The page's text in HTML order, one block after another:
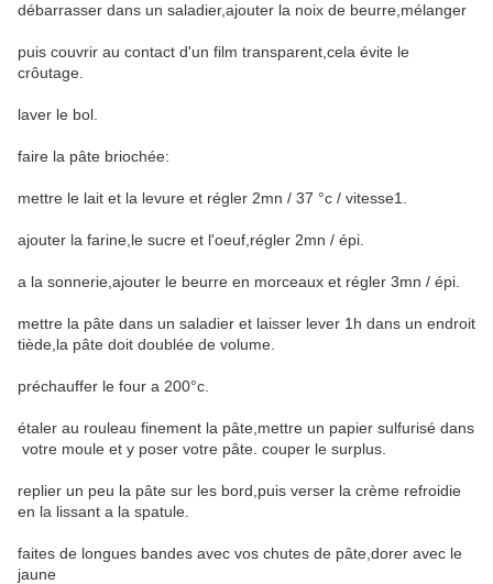
débarrasser dans un saladier,ajouter la noix de beurre,mélanger
puis couvrir au contact d'un film transparent,cela évite le
crôutage.
laver le bol.
faire la pâte briochée:
mettre le lait et la levure et régler 2mn / 37 °c / vitesse1.
ajouter la farine,le sucre et l'oeuf,régler 2mn / épi.
a la sonnerie,ajouter le beurre en morceaux et régler 3mn / épi.
mettre la pâte dans un saladier et laisser lever 1h dans un endroit
tiède,la pâte doit doublée de volume.
préchauffer le four a 200°c.
étaler au rouleau finement la pâte,mettre un papier sulfurisé dans
votre moule et y poser votre pâte. couper le surplus.
replier un peu la pâte sur les bord,puis verser la crème refroidie
en la lissant a la spatule.
faites de longues bandes avec vos chutes de pâte,dorer avec le
jaune